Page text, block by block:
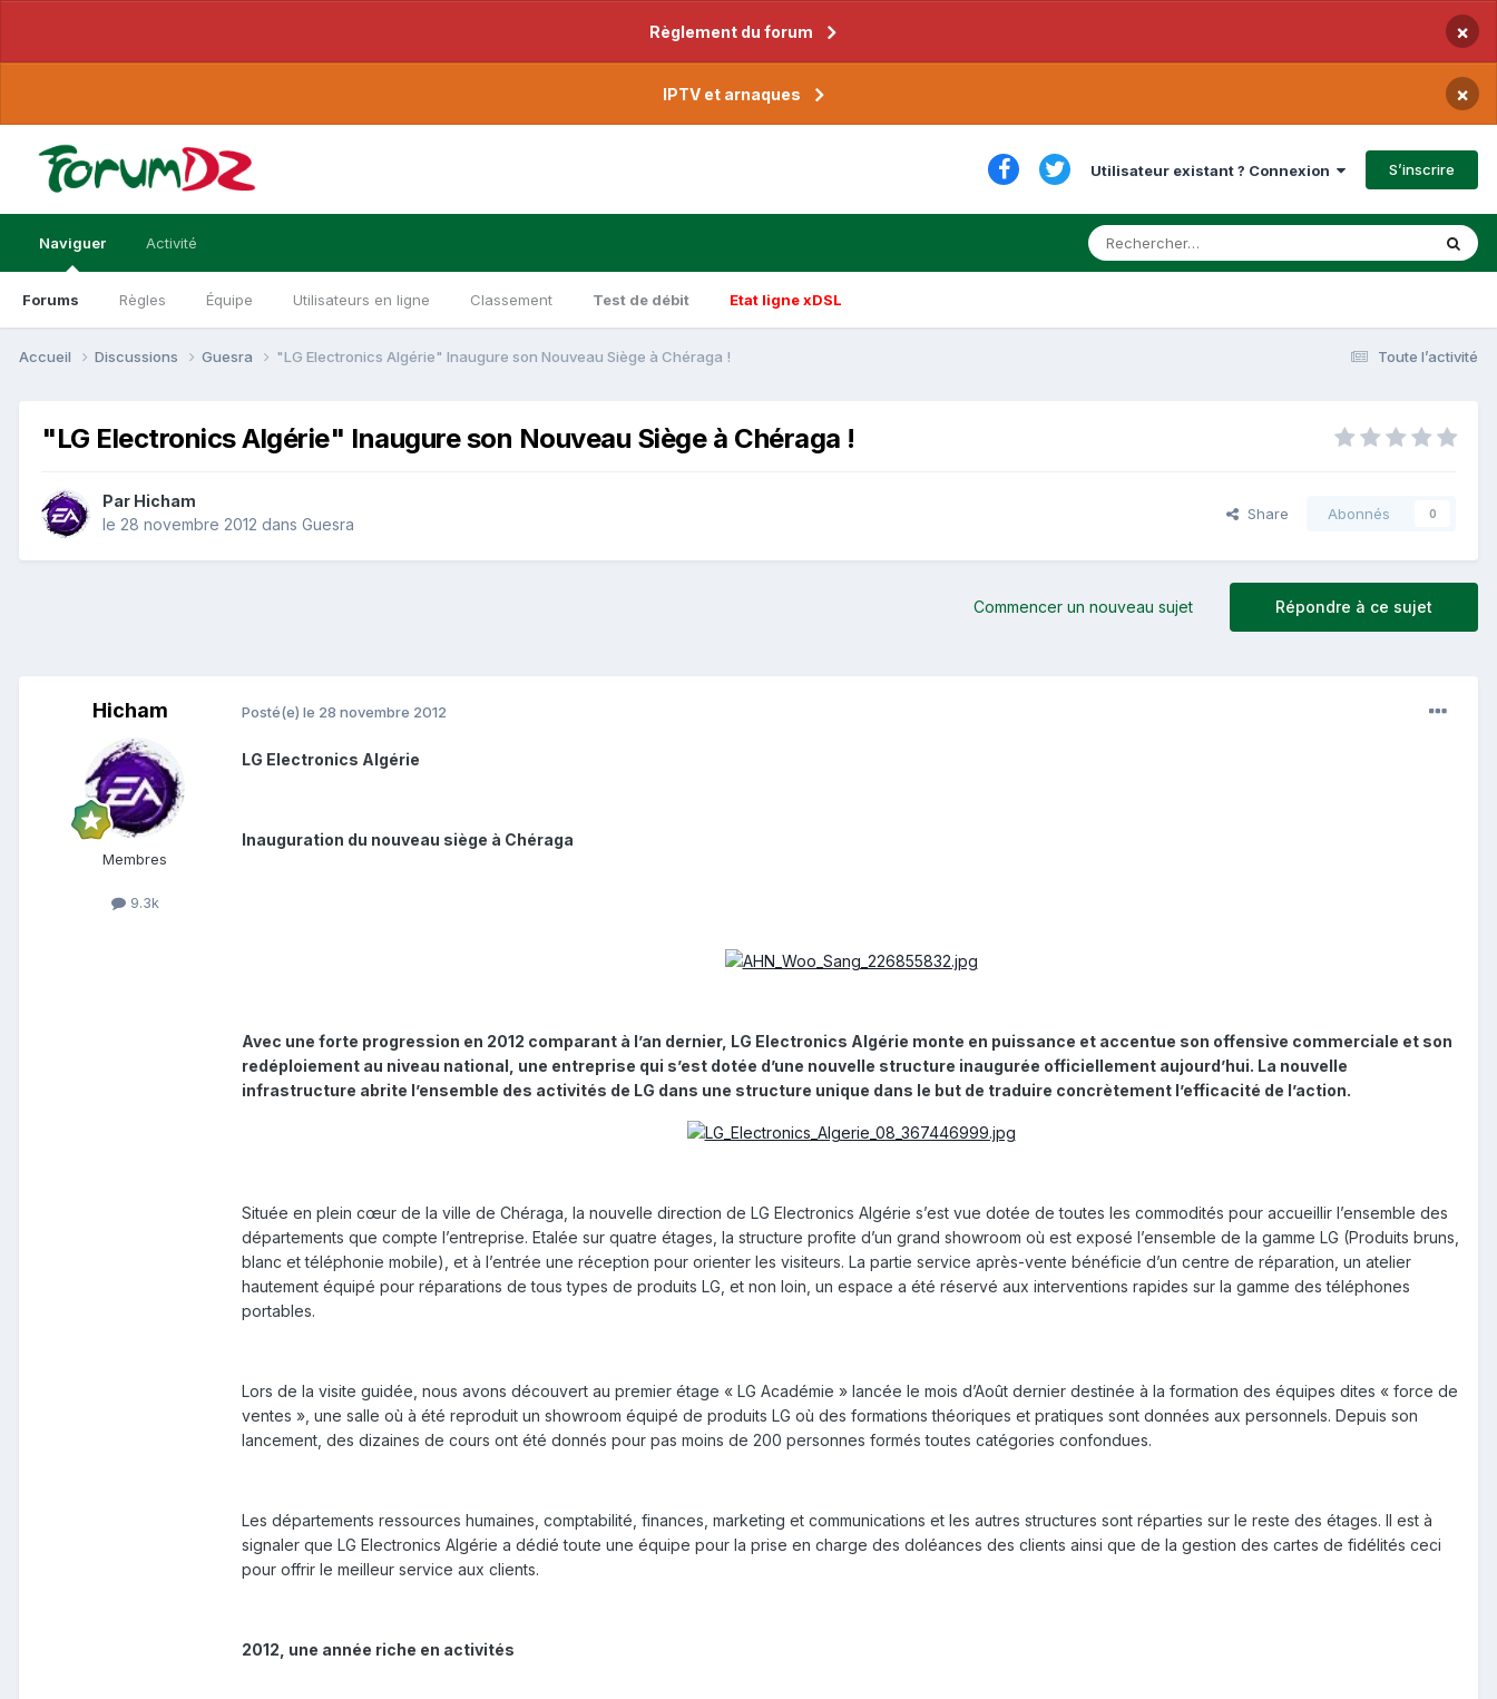
Règlement du forum ×
IPTV et arnaques ×
Utilisateur existant ? Connexion S’inscrire
Naviguer
Forums Règles Équipe Utilisateurs en ligne Classement Test de débit Etat ligne xDSL
Activité
Toute l’activité
Accueil Discussions Guesra "LG Electronics Algérie" Inaugure son Nouveau Siège à Chéraga !
"LG Electronics Algérie" Inaugure son Nouveau Siège à Chéraga !
Par Hicham
le 28 novembre 2012 dans Guesra
Share Abonnés 0
Répondre à ce sujet
Commencer un nouveau sujet
Hicham
Membres
9.3k
Posté(e) le 28 novembre 2012
LG Electronics Algérie
Inauguration du nouveau siège à Chéraga
Avec une forte progression en 2012 comparant à l’an dernier, LG Electronics Algérie monte en puissance et accentue son offensive commerciale et son
redéploiement au niveau national, une entreprise qui s’est dotée d’une nouvelle structure inaugurée officiellement aujourd’hui. La nouvelle
infrastructure abrite l’ensemble des activités de LG dans une structure unique dans le but de traduire concrètement l’efficacité de l’action.
Située en plein cœur de la ville de Chéraga, la nouvelle direction de LG Electronics Algérie s’est vue dotée de toutes les commodités pour accueillir l’ensemble des
départements que compte l’entreprise. Etalée sur quatre étages, la structure profite d’un grand showroom où est exposé l’ensemble de la gamme LG (Produits bruns,
blanc et téléphonie mobile), et à l’entrée une réception pour orienter les visiteurs. La partie service après-vente bénéficie d’un centre de réparation, un atelier
hautement équipé pour réparations de tous types de produits LG, et non loin, un espace a été réservé aux interventions rapides sur la gamme des téléphones
portables.
Lors de la visite guidée, nous avons découvert au premier étage « LG Académie » lancée le mois d’Août dernier destinée à la formation des équipes dites « force de
ventes », une salle où à été reproduit un showroom équipé de produits LG où des formations théoriques et pratiques sont données aux personnels. Depuis son
lancement, des dizaines de cours ont été donnés pour pas moins de 200 personnes formés toutes catégories confondues.
Les départements ressources humaines, comptabilité, finances, marketing et communications et les autres structures sont réparties sur le reste des étages. Il est à
signaler que LG Electronics Algérie a dédié toute une équipe pour la prise en charge des doléances des clients ainsi que de la gestion des cartes de fidélités ceci
pour offrir le meilleur service aux clients.
2012, une année riche en activités